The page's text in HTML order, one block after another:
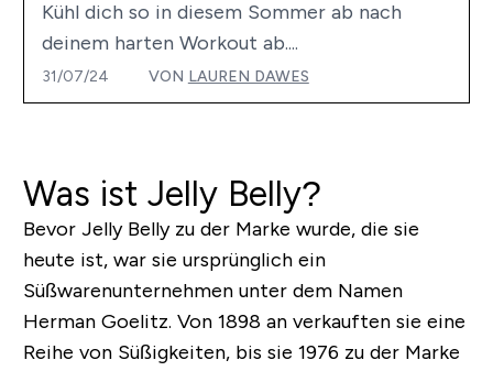
Kühl dich so in diesem Sommer ab nach
deinem harten Workout ab....
31/07/24 VON LAUREN DAWES
Was ist Jelly Belly?
Bevor Jelly Belly zu der Marke wurde, die sie
heute ist, war sie ursprünglich ein
Süßwarenunternehmen unter dem Namen
Herman Goelitz. Von 1898 an verkauften sie eine
Reihe von Süßigkeiten, bis sie 1976 zu der Marke